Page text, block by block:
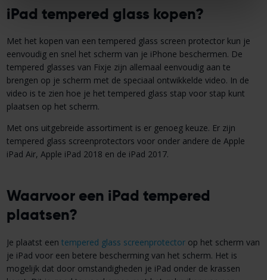
iPad tempered glass kopen?
Met het kopen van een tempered glass screen protector kun je
eenvoudig en snel het scherm van je iPhone beschermen. De
tempered glasses van Fixje zijn allemaal eenvoudig aan te
brengen op je scherm met de speciaal ontwikkelde video. In de
video is te zien hoe je het tempered glass stap voor stap kunt
plaatsen op het scherm.
Met ons uitgebreide assortiment is er genoeg keuze. Er zijn
tempered glass screenprotectors voor onder andere de Apple
iPad Air, Apple iPad 2018 en de iPad 2017.
Waarvoor een iPad tempered
plaatsen?
Je plaatst een tempered glass screenprotectorop het scherm van
je iPad voor een betere bescherming van het scherm. Het is
mogelijk dat door omstandigheden je iPad onder de krassen